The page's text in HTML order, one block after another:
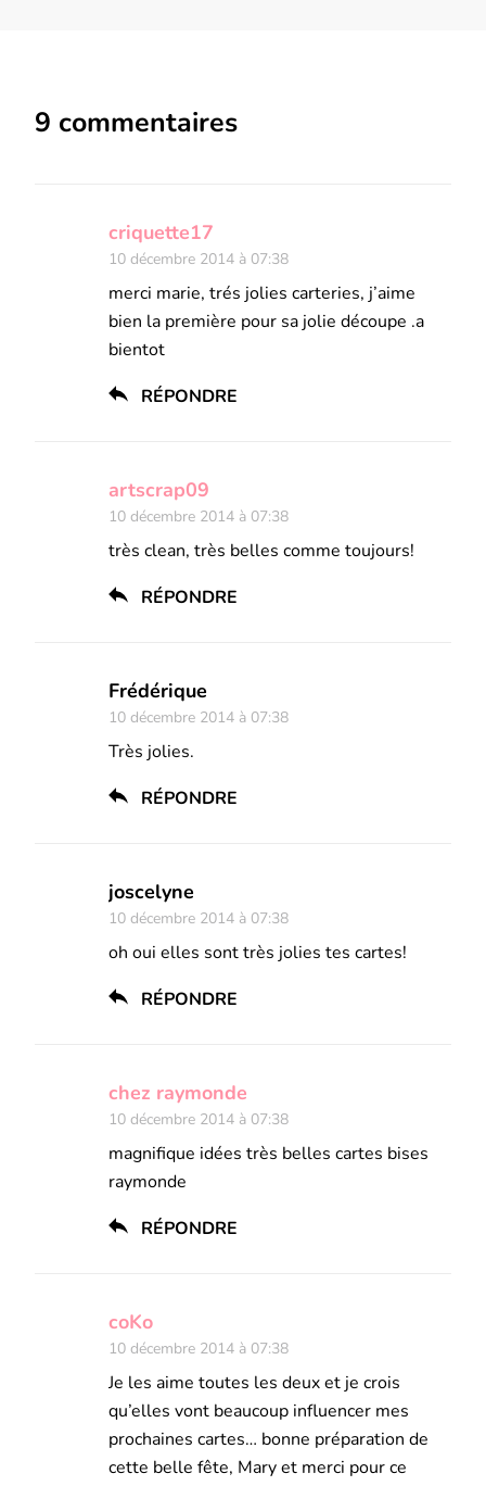
9 commentaires
criquette17
10 décembre 2014 à 07:38
merci marie, trés jolies carteries, j’aime
bien la première pour sa jolie découpe .a
bientot
RÉPONDRE
artscrap09
10 décembre 2014 à 07:38
très clean, très belles comme toujours!
RÉPONDRE
Frédérique
10 décembre 2014 à 07:38
Très jolies.
RÉPONDRE
joscelyne
10 décembre 2014 à 07:38
oh oui elles sont très jolies tes cartes!
RÉPONDRE
chez raymonde
10 décembre 2014 à 07:38
magnifique idées très belles cartes bises
raymonde
RÉPONDRE
coKo
10 décembre 2014 à 07:38
Je les aime toutes les deux et je crois
qu’elles vont beaucoup influencer mes
prochaines cartes… bonne préparation de
cette belle fête, Mary et merci pour ce